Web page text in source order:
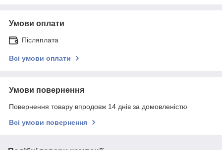
Умови оплати
Післяплата
Всі умови оплати
Умови повернення
Повернення товару впродовж 14 днів за домовленістю
Всі умови повернення